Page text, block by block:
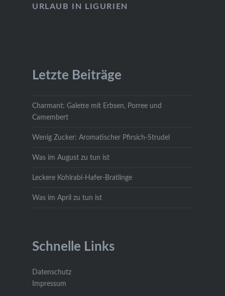
URLAUB IN LIGURIEN
Letzte Beiträge
Charmant: Galette mit Erbsen, Porree und
Camembert
Wenig Zucker: Aromatischer Pfirsich-Strudel
Was im August zu tun ist
Leckere Kohlrabi-Hafer-Bratlinge
Was im April zu tun ist
Schnelle Links
Datenschutz
Impressum